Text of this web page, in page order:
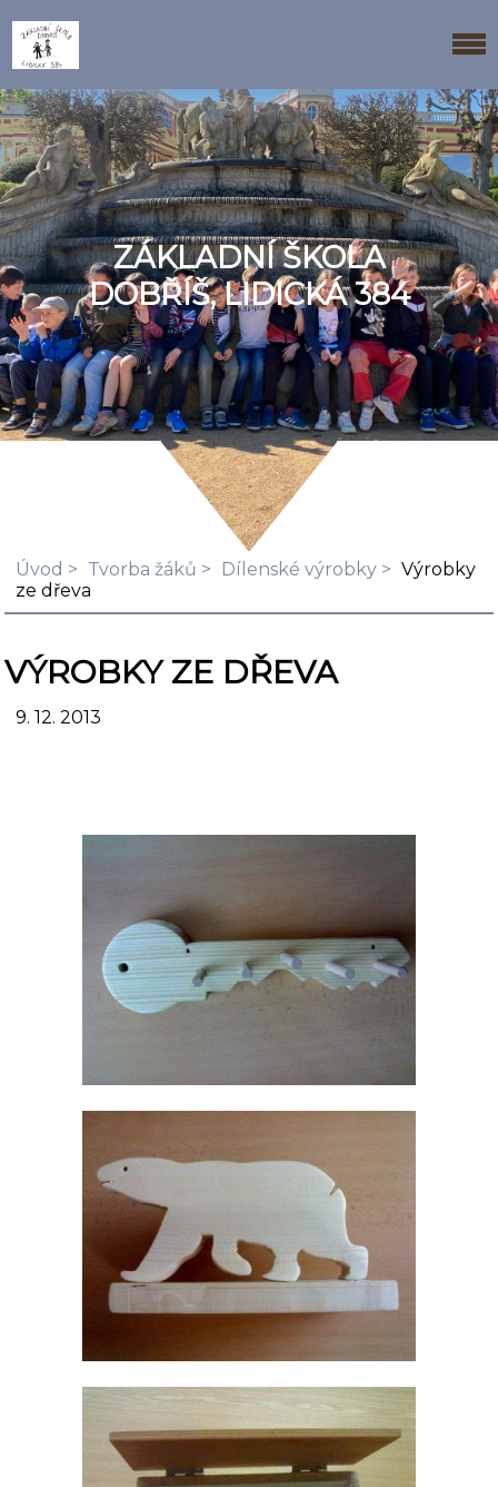
ZÁKLADNÍ ŠKOLA
DOBŘÍŠ, LIDICKÁ 384
Úvod Tvorba žáků Dílenské výrobky
Výrobky
ze dřeva
VÝROBKY ZE DŘEVA
9. 12. 2013